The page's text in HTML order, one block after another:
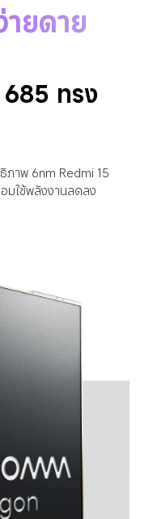
ายดาย
ทรง
ภาพ 6nm Redmi 15
มใช้พลังงานลดลง